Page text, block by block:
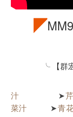
◤
╰ 【
汁
➤
菜汁
➤青